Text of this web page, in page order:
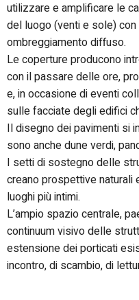
utilizzare e amplificare le
del luogo (venti e sole)
ombreggiamento diffuso.
Le coperture producono
con il passare delle ore,
e, in occasione di eventi
sulle facciate degli edifici
Il disegno dei pavimenti si
sono anche dune verdi,
I setti di sostegno delle
creano prospettive naturali
luoghi più intimi.
L’ampio spazio centrale,
continuum visivo delle
estensione dei porticati
incontro, di scambio, di